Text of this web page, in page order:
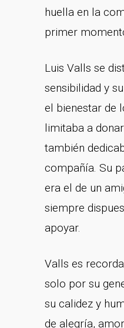
huella en la
primer
Luis Valls se
sensibilidad y
el bienestar de
limitaba a
también
compañía. Su
era el de un
siempre
apoyar.
Valls es
solo por su
su calidez y
de alegría,